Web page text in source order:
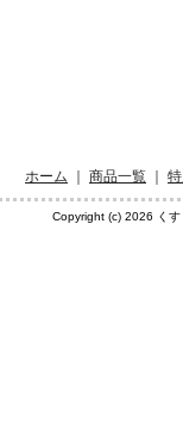
ホーム ｜ 商品一覧 ｜
Copyright (c) 2026 く